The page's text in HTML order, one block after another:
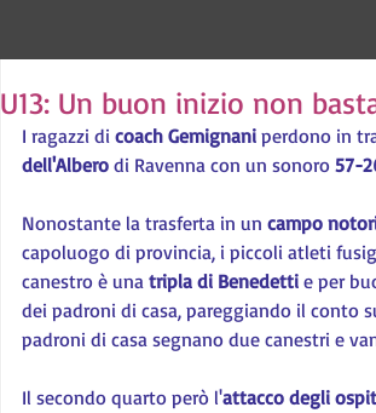
U13: Un buon inizio non
I ragazzi di coach Gemignani perdono in
dell'Albero di Ravenna con un sonoro 57-
Nonostante la trasferta in un campo
capoluogo di provincia, i piccoli atleti
canestro è una tripla di Benedetti e per
dei padroni di casa, pareggiando il conto
padroni di casa segnano due canestri e
Il secondo quarto però l'attacco degli